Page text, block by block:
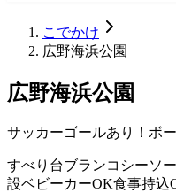
こでかけ
広野海浜公園
広野海浜公園
サッカーゴールあり！ボ
すべり台ブランコ シーソー
設ベビーカーOK食事持込